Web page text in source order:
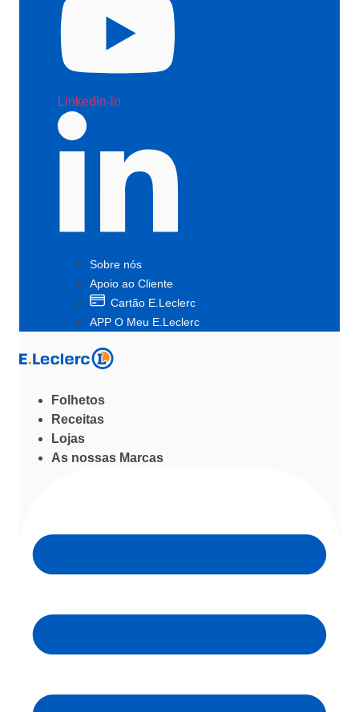
Linkedin-in
Sobre nós
Apoio ao Cliente
Cartão E.Leclerc
APP O Meu E.Leclerc
Folhetos
Receitas
Lojas
As nossas Marcas